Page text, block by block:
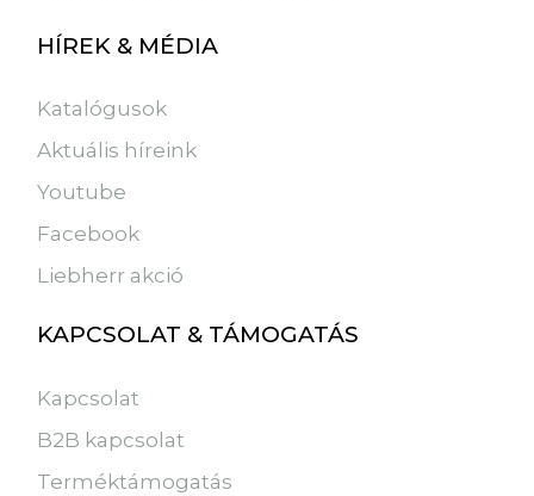
HÍREK & MÉDIA
Katalógusok
Aktuális híreink
Youtube
Facebook
Liebherr akció
KAPCSOLAT & TÁMOGATÁS
Kapcsolat
B2B kapcsolat
Terméktámogatás